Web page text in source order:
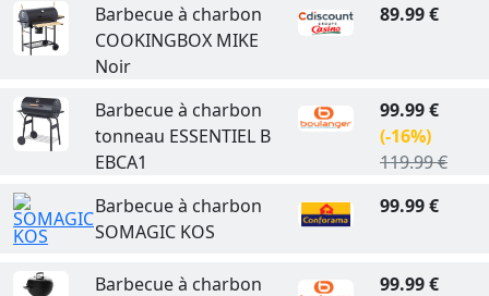
Barbecue à charbon
COOKINGBOX MIKE
Noir
89.99 €
Barbecue à charbon
tonneau ESSENTIEL B
EBCA1
99.99 €
(-16%)
119.99 €
Barbecue à charbon
SOMAGIC KOS
99.99 €
Barbecue à charbon
99.99 €